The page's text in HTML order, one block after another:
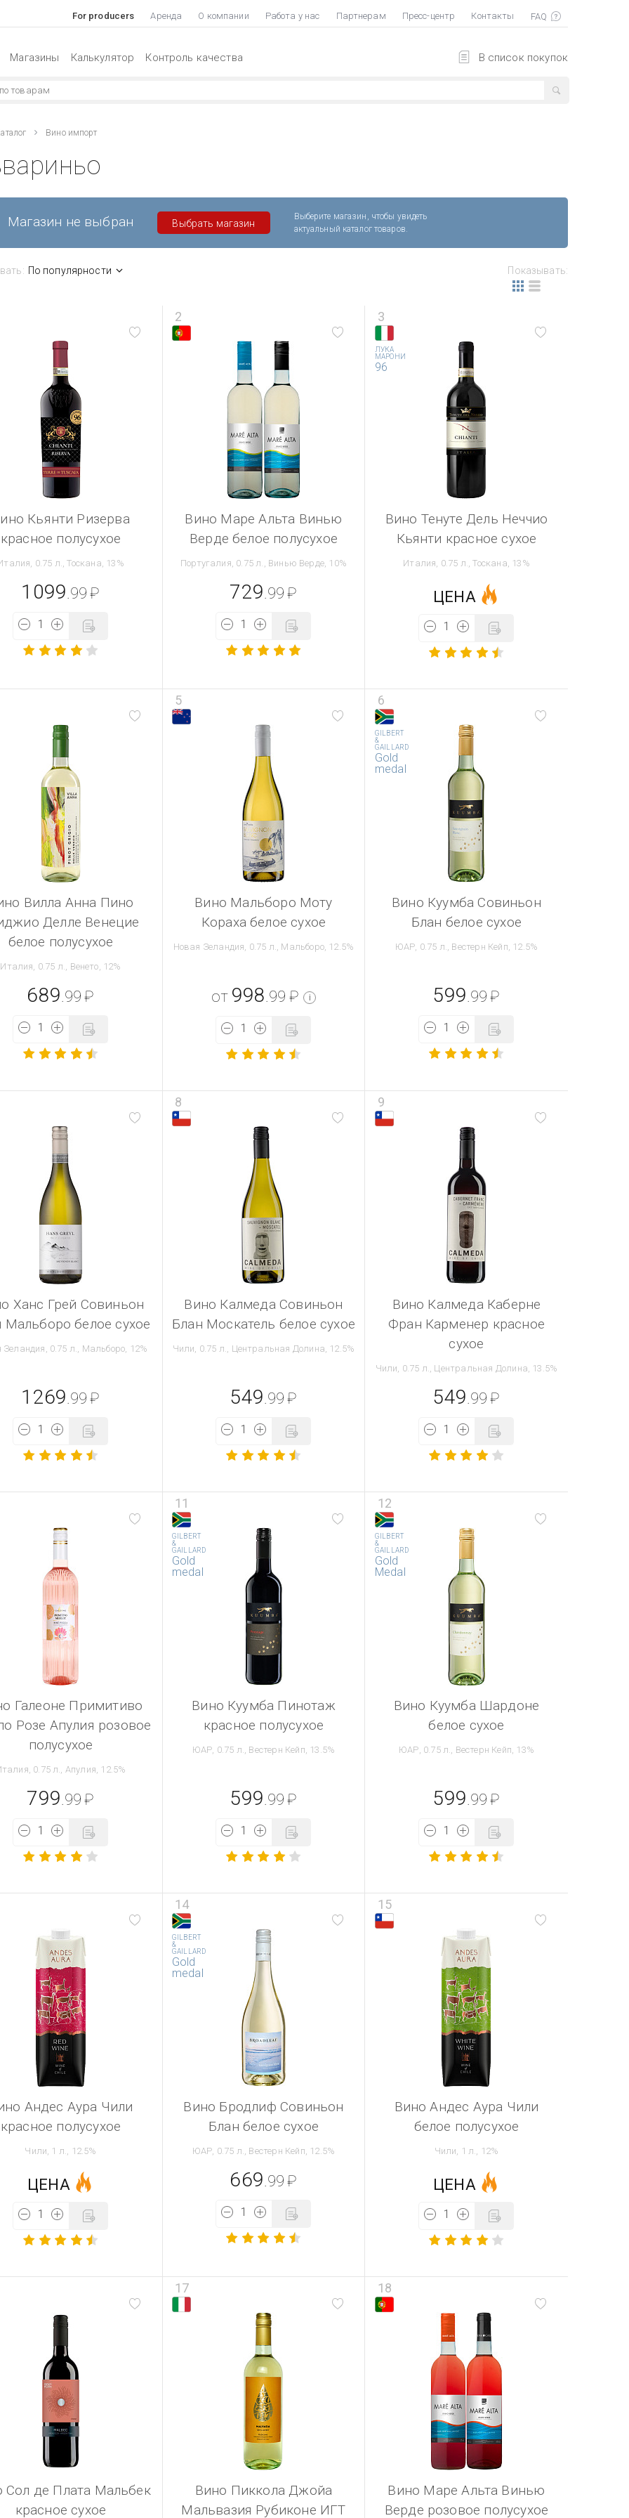
For producers Аренда О компании Работа у нас Партнерам Пресс-центр Контакты
В список покупок
Магазины Калькулятор Контроль качества
Вино импорт
Магазин не выбран Выбрать магазин
Выберите магазин, чтобы увидеть
актуальный каталог товаров.
По популярности Показывать:
Кьянти Ризерва
красное полусухое
0.75 л., Тоскана, 13%
1099 .99 ₽
2
Вино Маре Альта Винью
Верде белое полусухое
Португалия, 0.75 л., Винью Верде, 10%
729 .99 ₽
ЛУКА
МАРОНИ
96
3
Вино Тенуте Дель Неччио
Кьянти красное сухое
Италия, 0.75 л., Тоскана, 13%
ЦЕНА
Вилла Анна Пино
Делле Венецие
белое полусухое
Италия, 0.75 л., Венето, 12%
689 .99 ₽
5
Вино Мальборо Моту
Кораха белое сухое
Новая Зеландия, 0.75 л., Мальборо, 12.5%
от 998 .99 ₽ i
GILBERT
&
GAILLARD
Gold
medal
6
Вино Куумба Совиньон
Блан белое сухое
ЮАР, 0.75 л., Вестерн Кейп, 12.5%
599 .99 ₽
Ханс Грей Совиньон
Мальборо белое сухое
Зеландия, 0.75 л., Мальборо, 12%
1269 .99 ₽
8
Вино Калмеда Совиньон
Блан Москатель белое сухое
Чили, 0.75 л., Центральная Долина, 12.5%
549 .99 ₽
9
Вино Калмеда Каберне
Фран Карменер красное
сухое
Чили, 0.75 л., Центральная Долина, 13.5%
549 .99 ₽
Галеоне Примитиво
Розе Апулия розовое
полусухое
0.75 л., Апулия, 12.5%
799 .99 ₽
GILBERT
&
GAILLARD
Gold
medal
11
Вино Куумба Пинотаж
красное полусухое
ЮАР, 0.75 л., Вестерн Кейп, 13.5%
599 .99 ₽
GILBERT
&
GAILLARD
Gold
Medal
12
Вино Куумба Шардоне
белое сухое
ЮАР, 0.75 л., Вестерн Кейп, 13%
599 .99 ₽
Андес Аура Чили
красное полусухое
Чили, 1 л., 12.5%
ЦЕНА
GILBERT
&
GAILLARD
Gold
medal
14
Вино Бродлиф Совиньон
Блан белое сухое
ЮАР, 0.75 л., Вестерн Кейп, 12.5%
669 .99 ₽
15
Вино Андес Аура Чили
белое полусухое
Чили, 1 л., 12%
ЦЕНА
Сол де Плата Мальбек
красное сухое
17
Вино Пиккола Джойа
Мальвазия Рубиконе ИГТ
18
Вино Маре Альта Винью
Верде розовое полусухое